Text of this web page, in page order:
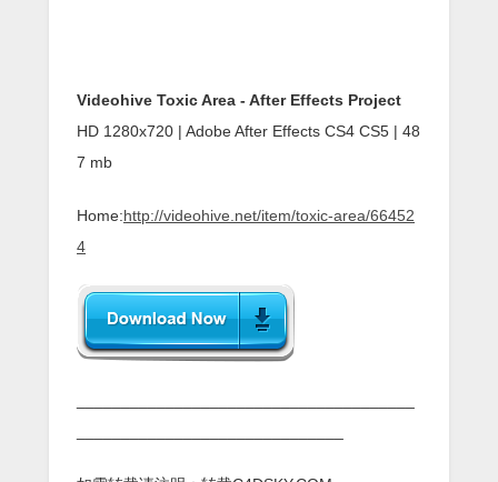
Videohive Toxic Area - After Effects Project
HD 1280x720 | Adobe After Effects CS4 CS5 | 48
7 mb
Home:http://videohive.net/item/toxic-area/66452
4